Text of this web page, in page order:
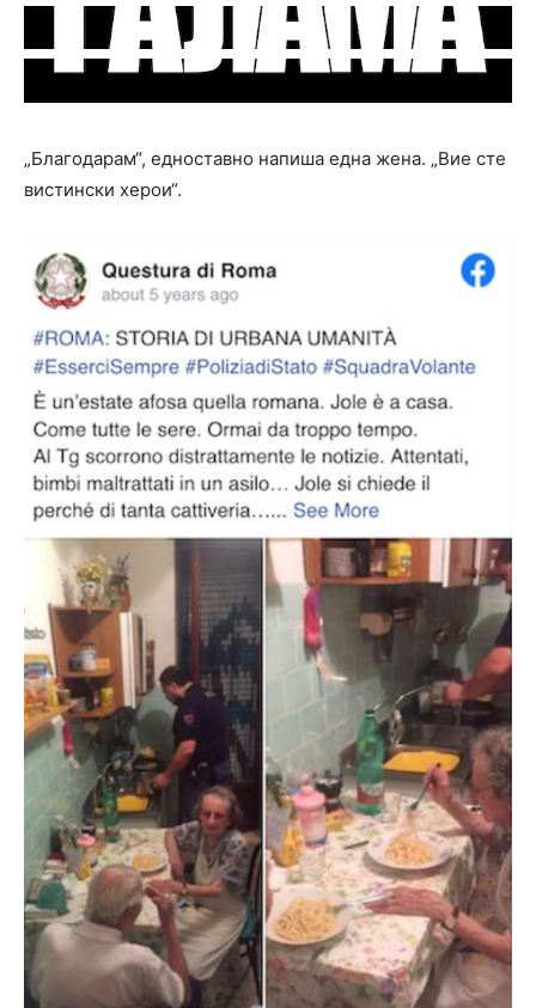
„Благодарам“, едноставно напиша една жена. „Вие сте
вистински херои“.